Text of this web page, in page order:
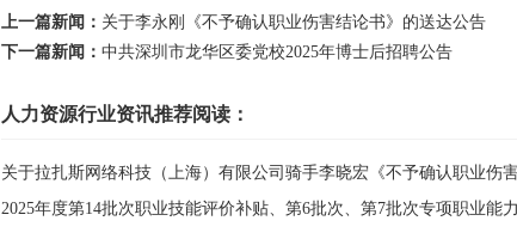
上一篇新闻： 关于李永刚《不予确认职业伤害结论书》的送达公告
下一篇新闻： 中共深圳市龙华区委党校2025年博士后招聘公告
人力资源行业资讯推荐阅读：
关于拉扎斯网络科技（上海）有限公司骑手李晓宏《不予确认职业伤
2025年度第14批次职业技能评价补贴、第6批次、第7批次专项职业能